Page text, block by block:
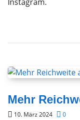
Instagram.
Mehr
10. März 2024 0